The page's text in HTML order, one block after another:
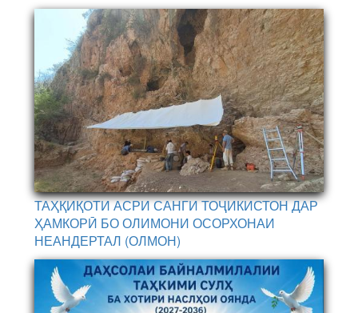
ТАҲҚИҚОТИ АСРИ САНГИ ТОҶИКИСТОН ДАР
ҲАМКОРӢ БО ОЛИМОНИ ОСОРХОНАИ
НЕАНДЕРТАЛ (ОЛМОН)